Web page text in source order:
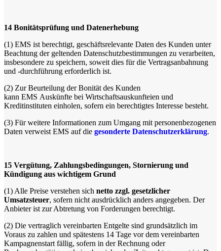
14 Bonitätsprüfung und Datenerhebung
(1) EMS ist berechtigt, geschäftsrelevante Daten des Kunden unter
Beachtung der geltenden Datenschutzbestimmungen zu verarbeiten,
insbesondere zu speichern, soweit dies für die Vertragsanbahnung
und -durchführung erforderlich ist.
(2) Zur Beurteilung der Bonität des Kunden
kann EMS Auskünfte bei Wirtschaftsauskunfteien und
Kreditinstituten einholen, sofern ein berechtigtes Interesse besteht.
(3) Für weitere Informationen zum Umgang mit personenbezogenen
Daten verweist EMS auf die gesonderte Datenschutzerklärung.
15 Vergütung, Zahlungsbedingungen, Stornierung und
Kündigung aus wichtigem Grund
(1) Alle Preise verstehen sich netto zzgl. gesetzlicher
Umsatzsteuer, sofern nicht ausdrücklich anders angegeben. Der
Anbieter ist zur Abtretung von Forderungen berechtigt.
(2) Die vertraglich vereinbarten Entgelte sind grundsätzlich im
Voraus zu zahlen und spätestens 14 Tage vor dem vereinbarten
Kampagnenstart fällig, sofern in der Rechnung oder